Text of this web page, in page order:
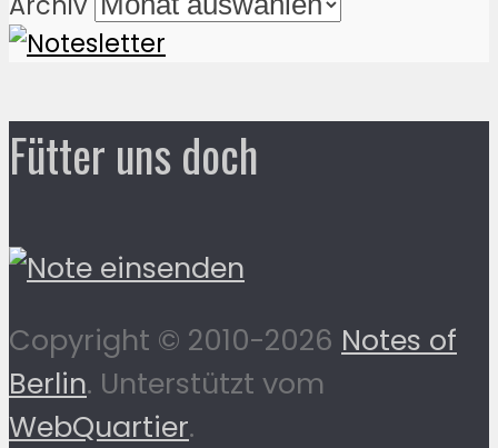
Fütter uns doch
Copyright © 2010-2026 Notes of
Berlin. Unterstützt vom
WebQuartier.